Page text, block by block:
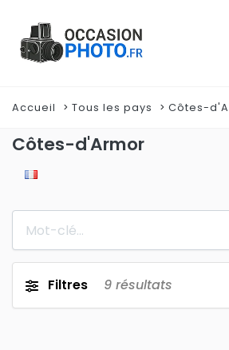
Accueil Tous les pays Côtes-
Côtes-d'Armor
Filtres 9 résultats